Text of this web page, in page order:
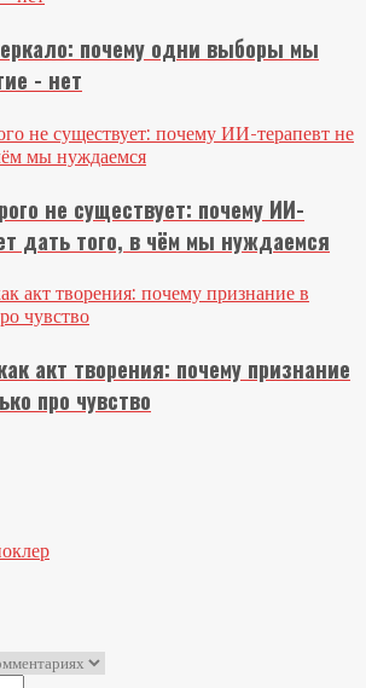
почему одни выборы мы
- нет
не существует: почему ИИ-
дать того, в чём мы нуждаемся
акт творения: почему признание
про чувство